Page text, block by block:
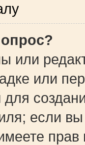
или
или
если
прав